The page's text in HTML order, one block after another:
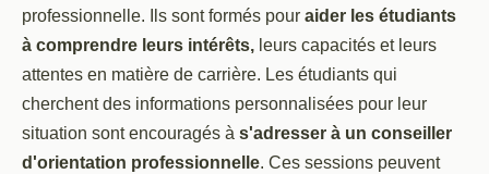
professionnelle. Ils sont formés pour aider les étudiants
à comprendre leurs intérêts, leurs capacités et leurs
attentes en matière de carrière. Les étudiants qui
cherchent des informations personnalisées pour leur
situation sont encouragés à s'adresser à un conseiller
d'orientation professionnelle. Ces sessions peuvent